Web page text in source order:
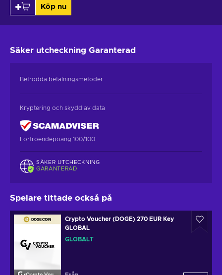
Köp nu
Säker utcheckning Garanterad
Betrodda betalningsmetoder
Kryptering och skydd av data
Förtroendepoäng 100/100
SÄKER UTCHECKNING
GARANTERAD
Spelare tittade också på
Crypto Voucher (DOGE) 270 EUR Key
GLOBAL
GLOBALT